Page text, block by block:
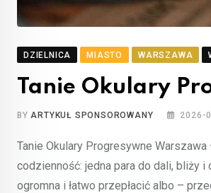
DZIELNICA MIASTO WARSZAWA
Tanie Okulary
BY ARTYKUŁ SPONSOROWANY 2026-
Tanie Okulary Progresywne
codzienność: jedna para do dali, bliży
ogromna i łatwo przepłacić albo –